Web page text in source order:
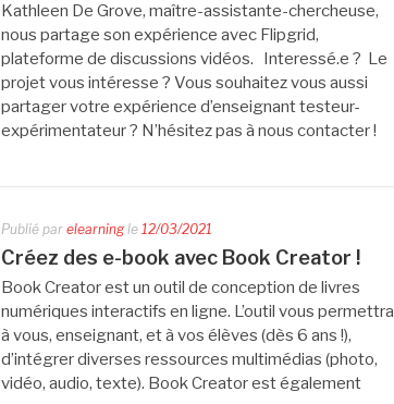
Kathleen De Grove, maître-assistante-chercheuse,
nous partage son expérience avec Flipgrid,
plateforme de discussions vidéos. Interessé.e ? Le
projet vous intéresse ? Vous souhaitez vous aussi
partager votre expérience d’enseignant testeur-
expérimentateur ? N’hésitez pas à nous contacter !
Publié par elearningle 12/03/2021
Créez des e-book avec Book Creator !
Book Creator est un outil de conception de livres
numériques interactifs en ligne. L’outil vous permettra
à vous, enseignant, et à vos élèves (dès 6 ans !),
d’intégrer diverses ressources multimédias (photo,
vidéo, audio, texte). Book Creator est également